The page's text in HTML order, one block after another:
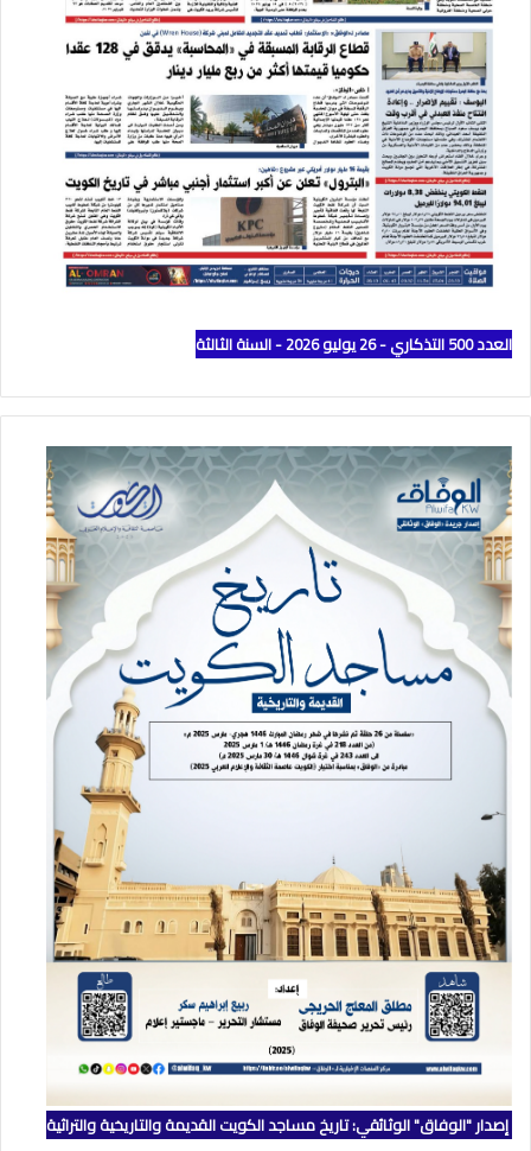
العدد 500 التذكاري - 26 يوليو 2026 - السنة الثالثة
إصدار "الوفاق" الوثائقي: تاريخ مساجد الكويت القديمة والتاريخية والتراثية